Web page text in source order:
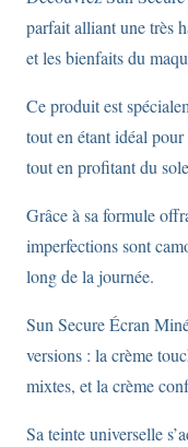
parfait alliant une très
et les bienfaits du
Ce produit est
tout en étant idéal
tout en profitant du
Grâce à sa formule
imperfections sont
long de la journée.
Sun Secure Écran
versions : la crème
mixtes, et la crème
Sa teinte universelle